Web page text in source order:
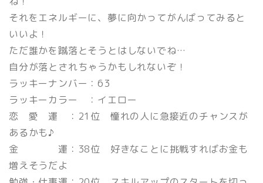
それをエネルギーに、夢に向かってがんばってみると
いいよ！
ただ誰かを蹴落とそうとはしないでね…
自分が落とされちゃうかもしれないぞ！
ラッキーナンバー：63
ラッキーカラー ：イエロー
恋 愛 運 ：21位 憧れの人に急接近のチャンスが
あるかも♪
金 運：38位 好きなことに挑戦すればお金も
増えそうだよ